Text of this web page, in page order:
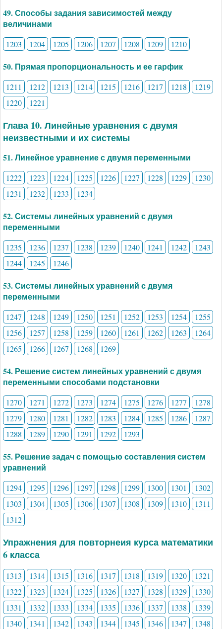
49. Способы задания зависимостей между
величинами
1203 1204 1205 1206 1207 1208 1209 1210
50. Прямая пропорциональность и ее гарфик
1211 1212 1213 1214 1215 1216 1217 1218
1219
1220
1221
Глава 10. Линейные уравнения с двумя
неизвестными и их системы
51. Линейное уравнение с двумя переменными
1222 1223 1224 1225 1226 1227 1228 1229
1230
1231
1232 1233 1234
52. Системы линейных уравнений с двумя
переменными
1235 1236 1237 1238 1239 1240 1241 1242
1243
1244
1245 1246
53. Системы линейных уравнений с двумя
переменными
1247 1248 1249 1250 1251 1252 1253 1254
1255
1256
1257 1258 1259 1260 1261 1262 1263
1264
1265
1266 1267 1268 1269
54. Решение систем линейных уравнений с двумя
переменными способами подстановки
1270 1271 1272 1273 1274 1275 1276 1277
1278
1279
1280 1281 1282 1283 1284 1285 1286
1287
1288
1289 1290 1291 1292 1293
55. Решение задач с помощью составления систем
уравнений
1294 1295 1296 1297 1298 1299 1300 1301
1302
1303
1304 1305 1306 1307 1308 1309 1310
1311
1312
Упражнения для повторнеия курса математики
6 класса
1313 1314 1315 1316 1317 1318 1319 1320
1321
1322
1323 1324 1325 1326 1327 1328 1329
1330
1331
1332 1333 1334 1335 1336 1337 1338
1339
1340
1341 1342 1343 1344 1345 1346 1347 1348